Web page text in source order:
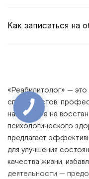
Как записаться на
«Реабилитолог» —
специалистов,
направлена на
психологического
предлагает
для улучшения
качества жизни,
деятельности —